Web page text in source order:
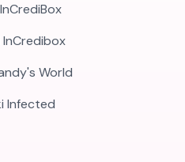
InCredibox
World
Infected